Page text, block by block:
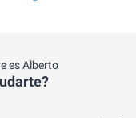
es Alberto